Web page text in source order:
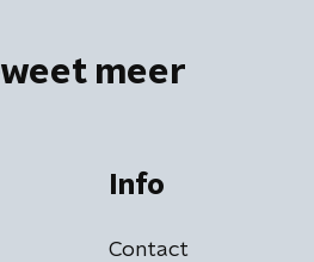
weet meer
Info
Contact